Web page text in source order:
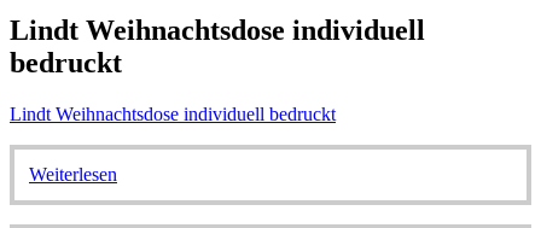
Lindt Weihnachtsdose individuell
bedruckt
Lindt Weihnachtsdose individuell bedruckt
Weiterlesen